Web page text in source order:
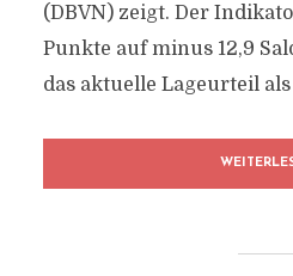
(DBVN) zeigt. Der
Punkte auf minus 12,9
das aktuelle Lageurteil als